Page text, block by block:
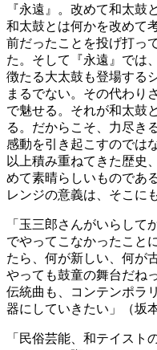
『永遠』。改めて和太鼓
和太鼓とは何かを改めて
前だったことを投げ打っ
た。そして『永遠』では
徴たる大太鼓も登場する
まるでない。その代わり
で魅せる。それが和太鼓
る。だからこそ、力尽き
感動を引き起こすのでは
以上積み重ねてきた歴史
めて素晴らしいものであ
レンジの意義は、そこに
「玉三郎さんがいらして
でやってこなかったこと
たら、何が新しい、何が
やっても鼓童の舞台だね
伝統曲も、コンテンポラ
器にしていきたい」（坂本
「民俗芸能、和テイスト